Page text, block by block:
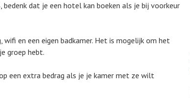
dat je een hotel kan boeken als je bij voorkeur
en een eigen badkamer. Het is mogelijk om het
groep hebt.
een extra bedrag als je je kamer met ze wilt